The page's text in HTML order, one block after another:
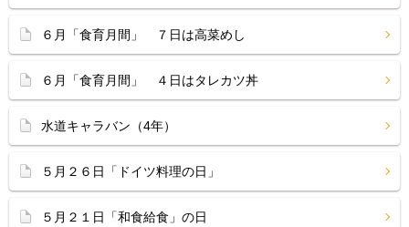
６月「食育月間」 ７日は高菜めし
６月「食育月間」 ４日はタレカツ丼
水道キャラバン（4年）
５月２６日「ドイツ料理の日」
５月２１日「和食給食」の日